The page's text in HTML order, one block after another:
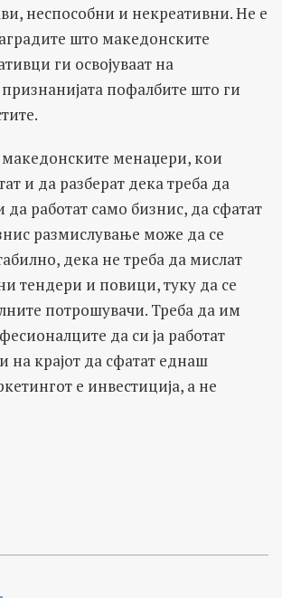
неспособни и некреативни. Не е
што македонските
ги освојуваат на
пофалбите што ги
македонските менаџери, кои
и да разберат дека треба да
да работат само бизнис, да сфатат
размислување може да се
дека не треба да мислат
тендери и повици, туку да се
потрошувачи. Треба да им
да си ја работат
и на крајот да сфатат еднаш
е инвестиција, а не